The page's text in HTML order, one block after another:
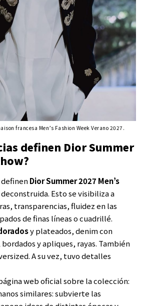
francesa Men’s Fashion Week Verano 2027.
definen Dior Summer
definenDior Summer 2027 Men’s
Esto se visibiliza a
transparencias, fluidez en las
de finas líneas o cuadrillé.
y plateados, denim con
y apliques, rayas. También
A su vez, tuvo detalles
web oficial sobre la colección:
similares: subvierte las